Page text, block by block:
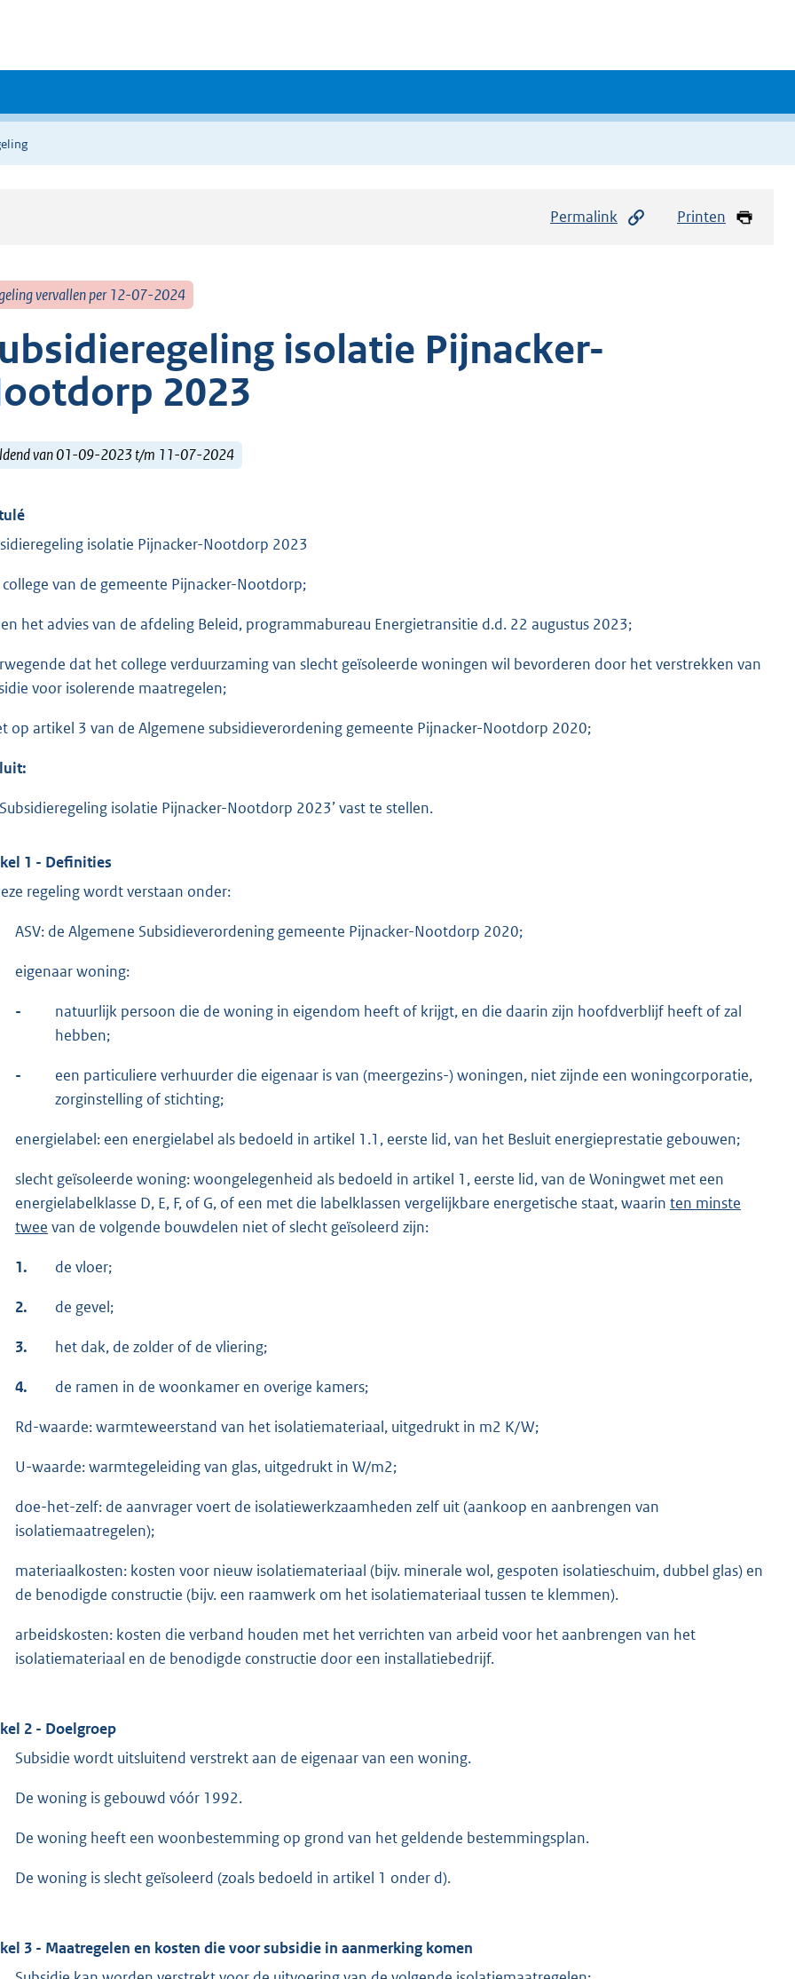
Permalink Printen
vervallen per 12-07-2024
isolatie Pijnacker-
2023
van 01-09-2023 t/m 11-07-2024
isolatie Pijnacker-Nootdorp 2023
van de gemeente Pijnacker-Nootdorp;
het advies van de afdeling Beleid, programmabureau Energietransitie d.d. 22 augustus 2023;
dat het college verduurzaming van slecht geïsoleerde woningen wil bevorderen door het verstrekken van
voor isolerende maatregelen;
op artikel 3 van de Algemene subsidieverordening gemeente Pijnacker-Nootdorp 2020;
isolatie Pijnacker-Nootdorp 2023’ vast te stellen.
1 - Definities
regeling wordt verstaan onder:
ASV: de Algemene Subsidieverordening gemeente Pijnacker-Nootdorp 2020;
eigenaar woning:
-
natuurlijk persoon die de woning in eigendom heeft of krijgt, en die daarin zijn hoofdverblijf heeft of zal
hebben;
-
een particuliere verhuurder die eigenaar is van (meergezins-) woningen, niet zijnde een woningcorporatie,
zorginstelling of stichting;
energielabel: een energielabel als bedoeld in artikel 1.1, eerste lid, van het Besluit energieprestatie gebouwen;
slecht geïsoleerde woning: woongelegenheid als bedoeld in artikel 1, eerste lid, van de Woningwet met een
energielabelklasse D, E, F, of G, of een met die labelklassen vergelijkbare energetische staat, waarin ten minste
twee van de volgende bouwdelen niet of slecht geïsoleerd zijn:
1. de vloer;
2. de gevel;
3. het dak, de zolder of de vliering;
4. de ramen in de woonkamer en overige kamers;
Rd-waarde: warmteweerstand van het isolatiemateriaal, uitgedrukt in m2 K/W;
U-waarde: warmtegeleiding van glas, uitgedrukt in W/m2;
doe-het-zelf: de aanvrager voert de isolatiewerkzaamheden zelf uit (aankoop en aanbrengen van
isolatiemaatregelen);
materiaalkosten: kosten voor nieuw isolatiemateriaal (bijv. minerale wol, gespoten isolatieschuim, dubbel glas) en
de benodigde constructie (bijv. een raamwerk om het isolatiemateriaal tussen te klemmen).
arbeidskosten: kosten die verband houden met het verrichten van arbeid voor het aanbrengen van het
isolatiemateriaal en de benodigde constructie door een installatiebedrijf.
2 - Doelgroep
Subsidie wordt uitsluitend verstrekt aan de eigenaar van een woning.
De woning is gebouwd vóór 1992.
De woning heeft een woonbestemming op grond van het geldende bestemmingsplan.
De woning is slecht geïsoleerd (zoals bedoeld in artikel 1 onder d).
3 - Maatregelen en kosten die voor subsidie in aanmerking komen